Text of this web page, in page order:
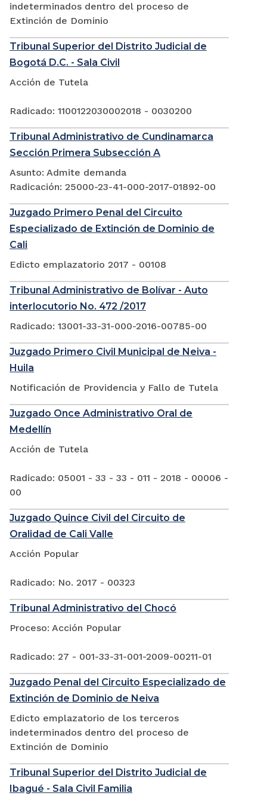
indeterminados dentro del proceso de
Extinción de Dominio
Tribunal Superior del Distrito Judicial de
Bogotá D.C. - Sala Civil
Acción de Tutela
Radicado: 1100122030002018 - 0030200
Tribunal Administrativo de Cundinamarca
Sección Primera Subsección A
Asunto: Admite demanda
Radicación: 25000-23-41-000-2017-01892-00
Juzgado Primero Penal del Circuito
Especializado de Extinción de Dominio de
Cali
Edicto emplazatorio 2017 - 00108
Tribunal Administrativo de Bolívar - Auto
interlocutorio No. 472 /2017
Radicado: 13001-33-31-000-2016-00785-00
Juzgado Primero Civil Municipal de Neiva -
Huila
Notificación de Providencia y Fallo de Tutela
Juzgado Once Administrativo Oral de
Medellín
Acción de Tutela
Radicado: 05001 - 33 - 33 - 011 - 2018 - 00006 -
00
Juzgado Quince Civil del Circuito de
Oralidad de Cali Valle
Acción Popular
Radicado: No. 2017 - 00323
Tribunal Administrativo del Chocó
Proceso: Acción Popular
Radicado: 27 - 001-33-31-001-2009-00211-01
Juzgado Penal del Circuito Especializado de
Extinción de Dominio de Neiva
Edicto emplazatorio de los terceros
indeterminados dentro del proceso de
Extinción de Dominio
Tribunal Superior del Distrito Judicial de
Ibagué - Sala Civil Familia